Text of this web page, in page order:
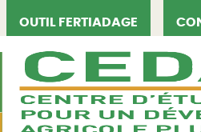
OUTIL FERTIADAGE